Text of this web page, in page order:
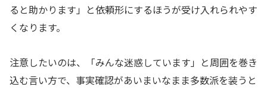
ると助かります」と依頼形にするほうが受け入れられやす
くなります。
注意したいのは、「みんな迷惑しています」と周囲を巻き
込む言い方で、事実確認があいまいなまま多数派を装うと